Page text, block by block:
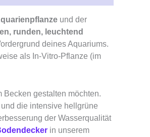
und der
runden, leuchtend
deines Aquariums.
als In-Vitro-Pflanze (im
Becken gestalten möchten.
die intensive hellgrüne
der Wasserqualität
in unserem